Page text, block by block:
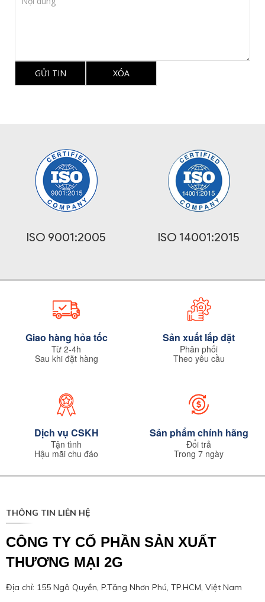
ISO 9001:2005 ISO 14001:2015
Giao hàng hỏa tốc
Từ 2-4h
Sau khi đặt hàng
Sản xuất lắp đặt
Phân phối
Theo yêu cầu
Dịch vụ CSKH
Tận tình
Hậu mãi chu đáo
Sản phẩm chính hãng
Đổi trả
Trong 7 ngày
THÔNG TIN LIÊN HỆ
CÔNG TY CỔ PHẦN SẢN XUẤT
THƯƠNG MẠI 2G
Địa chỉ: 155 Ngô Quyền, P.Tăng Nhơn Phú, TP.HCM, Việt Nam